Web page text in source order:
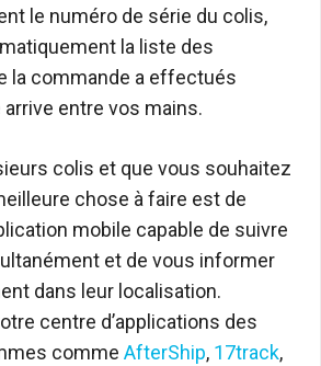
le numéro de série du colis,
la liste des
la commande a effectués
arrive entre vos mains.
colis et que vous souhaitez
chose à faire est de
mobile capable de suivre
et de vous informer
dans leur localisation.
centre d’applications des
comme AfterShip, 17track,